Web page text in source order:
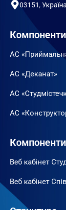
03151,
АС
АС «Деканат»
АС
АС
Веб кабінет
Веб кабінет